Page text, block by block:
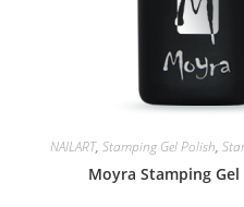
NAILART, Stamping Gel Polish,
Moyra Stamping